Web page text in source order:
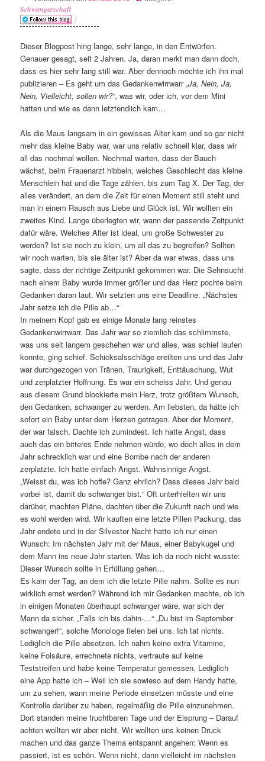
Schwangerschaft
Dieser Blogpost hing lange, sehr lange, in den Entwürfen.
Genauer gesagt, seit 2 Jahren. Ja, daran merkt man dann doch,
dass es hier sehr lang still war. Aber dennoch möchte ich ihn mal
publizieren – Es geht um das Gedankenwirrwarr„Ja, Nein, Ja,
Nein, Vielleicht, sollen wir?“, was wir, oder ich, vor dem Mini
hatten und wie es dann letztendlich kam…
Als die Maus langsam in ein gewisses Alter kam und so gar nicht
mehr das kleine Baby war, war uns relativ schnell klar, dass wir
all das nochmal wollen. Nochmal warten, dass der Bauch
wächst, beim Frauenarzt hibbeln, welches Geschlecht das kleine
Menschlein hat und die Tage zählen, bis zum Tag X. Der Tag, der
alles verändert, an dem die Zeit für einen Moment still steht und
man in einem Rausch aus Liebe und Glück ist. Wir wollten ein
zweites Kind. Lange überlegten wir, wann der passende Zeitpunkt
dafür wäre. Welches Alter ist ideal, um große Schwester zu
werden? Ist sie noch zu klein, um all das zu begreifen? Sollten
wir noch warten, bis sie älter ist? Aber da war etwas, dass uns
sagte, dass der richtige Zeitpunkt gekommen war. Die Sehnsucht
nach einem Baby wurde immer größer und das Herz pochte beim
Gedanken daran laut. Wir setzten uns eine Deadline. „Nächstes
Jahr setze ich die Pille ab…“
In meinem Kopf gab es einige Monate lang reinstes
Gedankenwirrwarr. Das Jahr war so ziemlich das schlimmste,
was uns seit langem geschehen war und alles, was schief laufen
konnte, ging schief. Schicksalsschläge ereilten uns und das Jahr
war durchgezogen von Tränen, Traurigkeit, Enttäuschung, Wut
und zerplatzter Hoffnung. Es war ein scheiss Jahr. Und genau
aus diesem Grund blockierte mein Herz, trotz größtem Wunsch,
den Gedanken, schwanger zu werden. Am liebsten, da hätte ich
sofort ein Baby unter dem Herzen getragen. Aber der Moment,
der war falsch. Dachte ich zumindest. Ich hatte Angst, dass
auch das ein bitteres Ende nehmen würde, wo doch alles in dem
Jahr schrecklich war und eine Bombe nach der anderen
zerplatzte. Ich hatte einfach Angst. Wahnsinnige Angst.
„Weisst du, was ich hoffe? Ganz ehrlich? Dass dieses Jahr bald
vorbei ist, damit du schwanger bist.“ Oft unterhielten wir uns
darüber, machten Pläne, dachten über die Zukunft nach und wie
es wohl werden wird. Wir kauften eine letzte Pillen Packung, das
Jahr endete und in der Silvester Nacht hatte ich nur einen
Wunsch: Im nächsten Jahr mit der Maus, einer Babykugel und
dem Mann ins neue Jahr starten. Was ich da noch nicht wusste:
Dieser Wunsch sollte in Erfüllung gehen…
Es kam der Tag, an dem ich die letzte Pille nahm. Sollte es nun
wirklich ernst werden? Während ich mir Gedanken machte, ob ich
in einigen Monaten überhaupt schwanger wäre, war sich der
Mann da sicher. „Falls ich bis dahin-…“ „Du bist im September
schwanger!“, solche Monologe fielen bei uns. Ich tat nichts.
Lediglich die Pille absetzen. Ich nahm keine extra Vitamine,
keine Folsäure, errechnete nichts, vertraute auf keine
Teststreifen und habe keine Temperatur gemessen. Lediglich
eine App hatte ich – Weil ich sie sowieso auf dem Handy hatte,
um zu sehen, wann meine Periode einsetzen müsste und eine
Kontrolle darüber zu haben, regelmäßig die Pille einzunehmen.
Dort standen meine fruchtbaren Tage und der Eisprung – Darauf
achten wollten wir aber nicht. Wir wollten uns keinen Druck
machen und das ganze Thema entspannt angehen: Wenn es
passiert, ist es schön. Wenn nicht, dann vielleicht im nächsten